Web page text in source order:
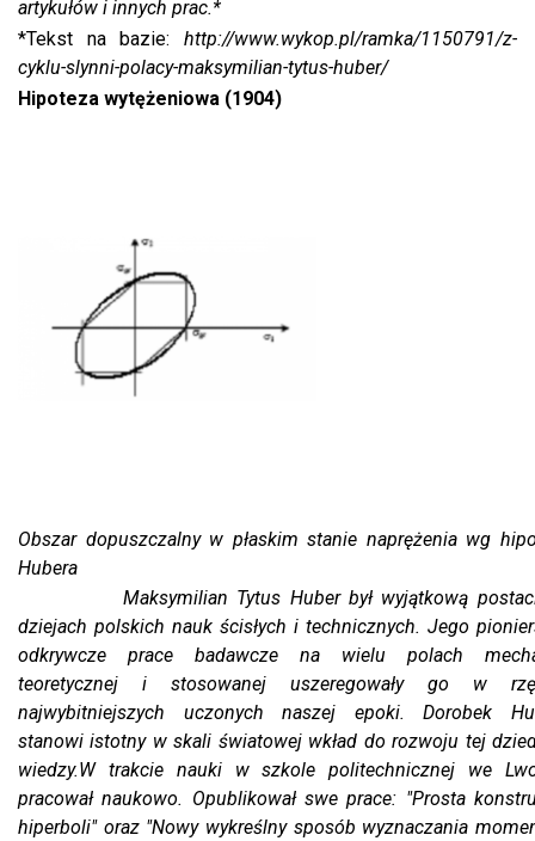
artykułów i innych prac.*
*Tekst na bazie: http://www.wykop.pl/ramka/1150791/z-
cyklu-slynni-polacy-maksymilian-tytus-huber/
Hipoteza wytężeniowa (1904)
Obszar dopuszczalny w płaskim stanie naprężenia wg
Hubera
Maksymilian Tytus Huber był wyjątkową
dziejach polskich nauk ścisłych i technicznych. Jego
odkrywcze prace badawcze na wielu polach
teoretycznej i stosowanej uszeregowały go w
najwybitniejszych uczonych naszej epoki. Dorobek
stanowi istotny w skali światowej wkład do rozwoju tej
wiedzy.W trakcie nauki w szkole politechnicznej we
pracował naukowo. Opublikował swe prace: "Prosta
hiperboli" oraz "Nowy wykreślny sposób wyznaczania